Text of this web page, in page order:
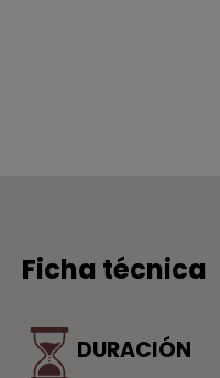
Ficha técnica
DURACIÓN